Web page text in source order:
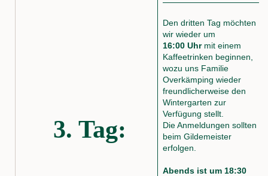
3. Tag:
Den dritten Tag möchten
wir wieder um
16:00 Uhrmit einem
Kaffeetrinken beginnen,
wozu uns Familie
Overkämping wieder
freundlicherweise den
Wintergarten zur
Verfügung stellt.
Die Anmeldungen sollten
beim Gildemeister
erfolgen.
Abends ist um 18:30